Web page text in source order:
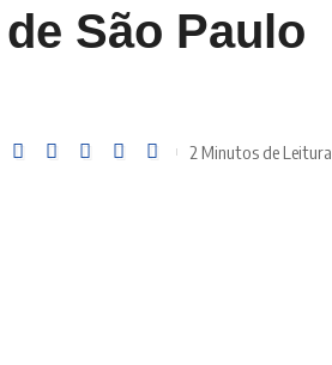
São Paulo
2 Minutos de Leitura